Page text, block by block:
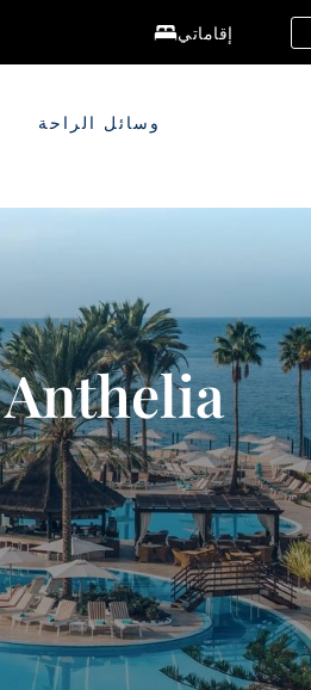
إقاماتي
وسائل الراحة
Anthelia